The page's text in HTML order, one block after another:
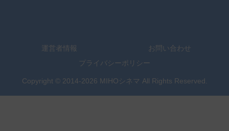
運営者情報
お問い合わせ
プライバシーポリシー
Copyright © 2014-2026 MIHOシネマ All Rights Reserved.